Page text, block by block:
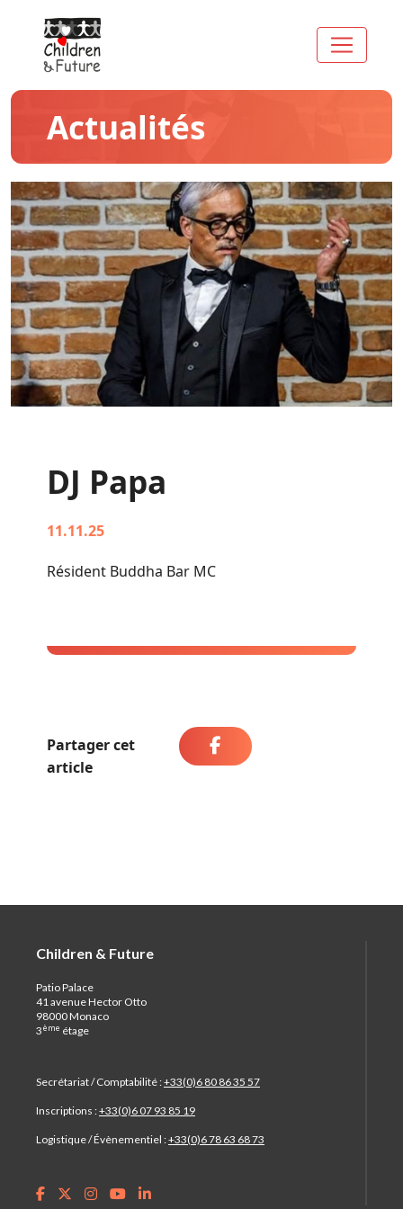
Actualités
DJ Papa
11.11.25
Résident Buddha Bar MC
Partager cet
article
Children & Future
Patio Palace
41 avenue Hector Otto
98000 Monaco
3ème étage
Secrétariat / Comptabilité :+33(0)6 80 86 35 57
Inscriptions :+33(0)6 07 93 85 19
Logistique / Évènementiel :+33(0)6 78 63 68 73